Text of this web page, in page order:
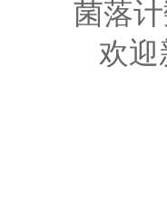
菌落
欢迎